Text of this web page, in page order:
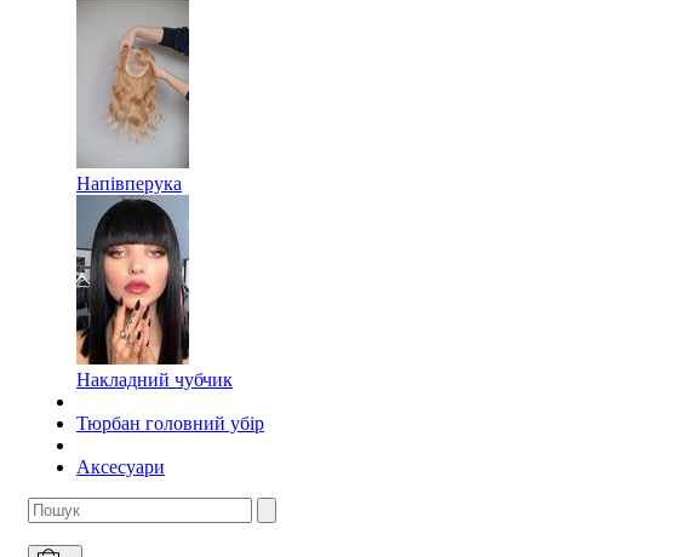
Напівперука
Накладний чубчик
Тюрбан головний убір
Аксесуари